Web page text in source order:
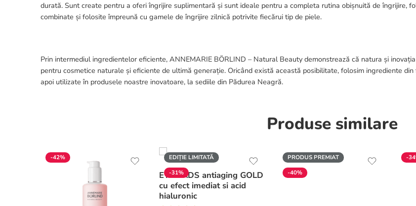
durată. Sunt create pentru a oferi îngrijire suplimentară și sunt ideale pentru a completa rutina obișnuită de îngrijire,
combinate și folosite împreună cu gamele de îngrijire zilnică potrivite fiecărui tip de piele.
Prin intermediul ingredientelor eficiente, ANNEMARIE BÖRLIND – Natural Beauty demonstrează că natura și
pentru cosmetice naturale și eficiente de ultimă generație. Oricând există această posibilitate, folosim ingrediente
apoi utilizate în produsele noastre inovatoare, la sediile din Pădurea Neagră.
Produse similare
-42%
EDIȚIE LIMITATĂ
-31%
EYE PADS antiaging GOLD
cu efect imediat si acid
hialuronic
PRODUS PREMIAT
-40%
-